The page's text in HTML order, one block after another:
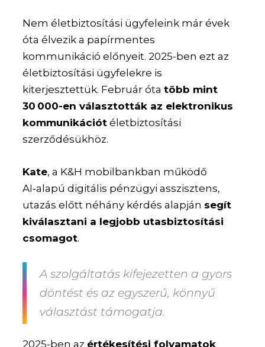
Nem életbiztosítási ügyfeleink már évek
óta élvezik a papírmentes
kommunikáció előnyeit. 2025-ben ezt az
életbiztosítási ügyfelekre is
kiterjesztettük. Február ótatöbb mint
30 000-en választották az elektronikus
kommunikációt életbiztosítási
szerződésükhöz.
Kate, a K&H mobilbankban működő
AI‑alapú digitális pénzügyi asszisztens,
utazás előtt néhány kérdés alapján segít
kiválasztani a legjobb utasbiztosítási
csomagot.
A szolgáltatás kifejezetten a gyors
döntést és az egyszerű, könnyű
választást támogatja.
2025-ben az értékesítési folyamatok